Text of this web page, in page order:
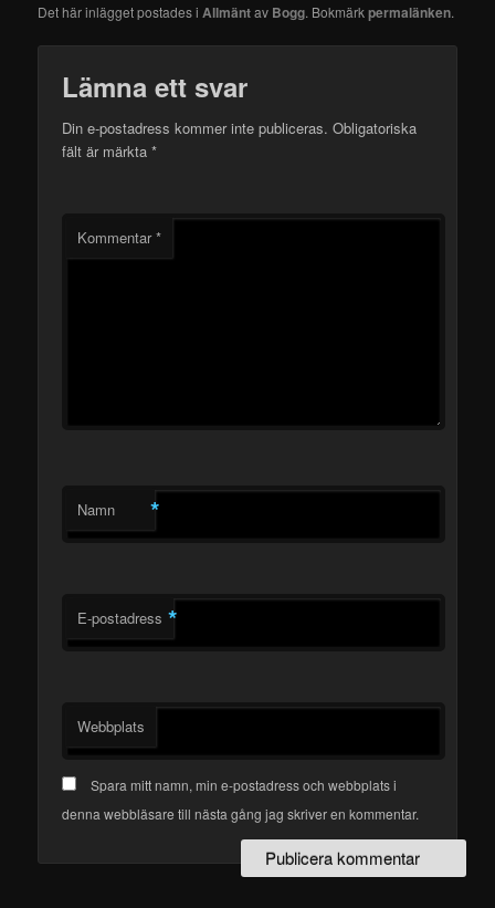
Det här inlägget postades i Allmäntav Bogg. Bokmärkpermalänken.
Lämna ett svar
Din e-postadress kommer inte publiceras. Obligatoriska
fält är märkta*
Kommentar*
Namn *
E-postadress *
Webbplats
Spara mitt namn, min e-postadress och webbplats i
denna webbläsare till nästa gång jag skriver en kommentar.